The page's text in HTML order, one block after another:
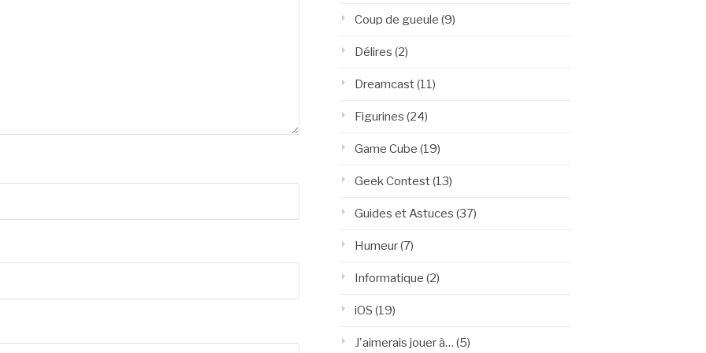
Coup de gueule (9)
Délires (2)
Dreamcast(11)
Figurines (24)
Game Cube (19)
Geek Contest(13)
Guides et Astuces (37)
Humeur(7)
Informatique (2)
iOS (19)
J'aimerais jouer à… (5)